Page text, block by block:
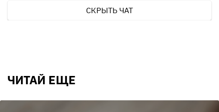
СКРЫТЬ ЧАТ
ЧИТАЙ ЕЩЕ